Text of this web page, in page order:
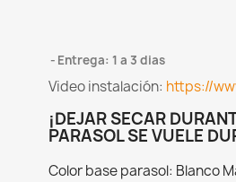
Entrega: 1 a 3 dias
Video instalación: https://
¡DEJAR SECAR
PARASOL SE VUELE
Color base parasol: Blanco